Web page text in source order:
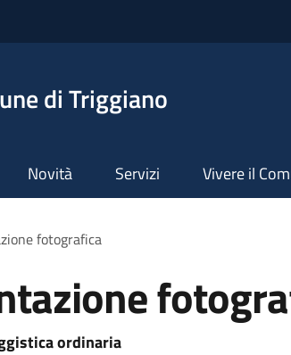
di Triggiano
Novità Servizi Vivere il
pane
fotografica
ordinaria